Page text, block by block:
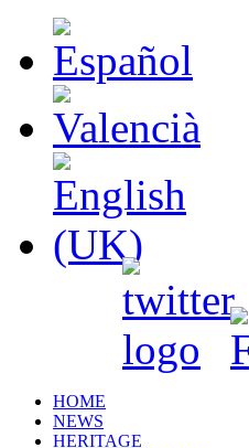
HOME
NEWS
HERITAGE